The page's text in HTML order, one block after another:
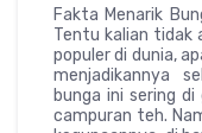
Fakta Menarik
Tentu kalian tidak
populer di dunia,
menjadikannya
bunga ini sering
campuran teh.